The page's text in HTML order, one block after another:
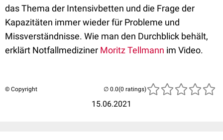
das Thema der Intensivbetten und die Frage der
Kapazitäten immer wieder für Probleme und
Missverständnisse. Wie man den Durchblick behält,
erklärt Notfallmediziner Moritz Tellmann im Video.
© Copyright
15.06.2021
(0 ratings)